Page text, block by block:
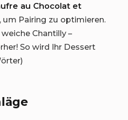
au Chocolat et
um Pairing zu optimieren.
Chantilly –
So wird Ihr Dessert